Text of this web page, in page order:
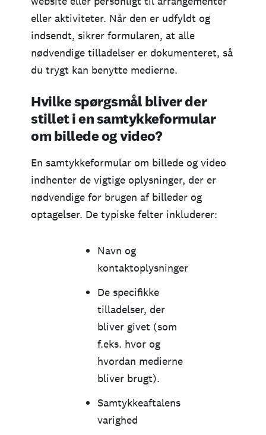
eller aktiviteter. Når den er udfyldt og
indsendt, sikrer formularen, at alle
nødvendige tilladelser er dokumenteret, så
du trygt kan benytte medierne.
Hvilke spørgsmål bliver der
stillet i en samtykkeformular
om billede og video?
En samtykkeformular om billede og video
indhenter de vigtige oplysninger, der er
nødvendige for brugen af billeder og
optagelser. De typiske felter inkluderer:
Navn og
kontaktoplysninger
De specifikke
tilladelser, der
bliver givet (som
f.eks. hvor og
hvordan medierne
bliver brugt).
Samtykkeaftalens
varighed